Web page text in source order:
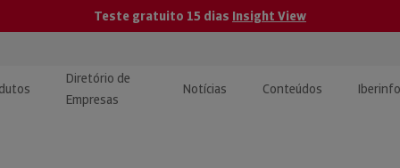
Teste gratuito 15 dias Insight View
Diretório de
Empresas
Notícias Conteúdos